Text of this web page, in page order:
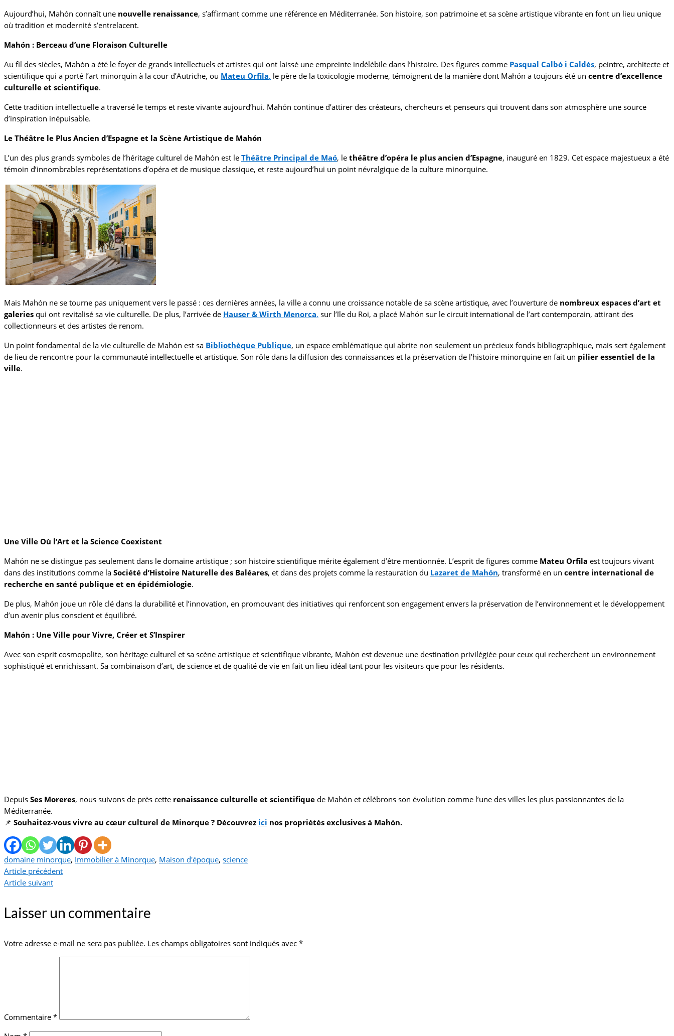
Aujourd’hui, Mahón connaît une nouvelle renaissance, s’affirmant comme une référence en Méditerranée. Son histoire, son patrimoine et sa scène artistique vibrante en font un lieu unique
où tradition et modernité s’entrelacent.
Mahón : Berceau d’une Floraison Culturelle
Au fil des siècles, Mahón a été le foyer de grands intellectuels et artistes qui ont laissé une empreinte indélébile dans l’histoire. Des figures comme Pasqual Calbó i Caldés, peintre, architecte et
scientifique qui a porté l’art minorquin à la cour d’Autriche, ou Mateu Orfila, le père de la toxicologie moderne, témoignent de la manière dont Mahón a toujours été un centre d’excellence
culturelle et scientifique.
Cette tradition intellectuelle a traversé le temps et reste vivante aujourd’hui. Mahón continue d’attirer des créateurs, chercheurs et penseurs qui trouvent dans son atmosphère une source
d’inspiration inépuisable.
Le Théâtre le Plus Ancien d’Espagne et la Scène Artistique de Mahón
L’un des plus grands symboles de l’héritage culturel de Mahón est le Théâtre Principal de Maó, le théâtre d’opéra le plus ancien d’Espagne, inauguré en 1829. Cet espace majestueux a été
témoin d’innombrables représentations d’opéra et de musique classique, et reste aujourd’hui un point névralgique de la culture minorquine.
Mais Mahón ne se tourne pas uniquement vers le passé : ces dernières années, la ville a connu une croissance notable de sa scène artistique, avec l’ouverture de nombreux espaces d’art et
galeries qui ont revitalisé sa vie culturelle. De plus, l’arrivée de Hauser & Wirth Menorca, sur l’île du Roi, a placé Mahón sur le circuit international de l’art contemporain, attirant des
collectionneurs et des artistes de renom.
Un point fondamental de la vie culturelle de Mahón est sa Bibliothèque Publique, un espace emblématique qui abrite non seulement un précieux fonds bibliographique, mais sert également
de lieu de rencontre pour la communauté intellectuelle et artistique. Son rôle dans la diffusion des connaissances et la préservation de l’histoire minorquine en fait un pilier essentiel de la
ville.
Une Ville Où l’Art et la Science Coexistent
Mahón ne se distingue pas seulement dans le domaine artistique ; son histoire scientifique mérite également d’être mentionnée. L’esprit de figures comme Mateu Orfila est toujours vivant
dans des institutions comme la Société d’Histoire Naturelle des Baléares, et dans des projets comme la restauration du Lazaret de Mahón, transformé en un centre international de
recherche en santé publique et en épidémiologie.
De plus, Mahón joue un rôle clé dans la durabilité et l’innovation, en promouvant des initiatives qui renforcent son engagement envers la préservation de l’environnement et le développement
d’un avenir plus conscient et équilibré.
Mahón : Une Ville pour Vivre, Créer et S’Inspirer
Avec son esprit cosmopolite, son héritage culturel et sa scène artistique et scientifique vibrante, Mahón est devenue une destination privilégiée pour ceux qui recherchent un environnement
sophistiqué et enrichissant. Sa combinaison d’art, de science et de qualité de vie en fait un lieu idéal tant pour les visiteurs que pour les résidents.
Depuis Ses Moreres, nous suivons de près cette renaissance culturelle et scientifique de Mahón et célébrons son évolution comme l’une des villes les plus passionnantes de la
Méditerranée.
📌 Souhaitez-vous vivre au cœur culturel de Minorque ? Découvrez ici nos propriétés exclusives à Mahón.
domaine minorque, Immobilier à Minorque, Maison d'époque, science
Article précédent
Article suivant
Laisser un commentaire
Votre adresse e-mail ne sera pas publiée. Les champs obligatoires sont indiqués avec *
Commentaire *